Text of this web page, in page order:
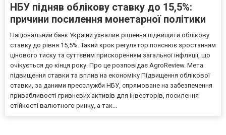
НБУ підняв облікову ставку до 15,5%:
причини посилення монетарної політики
Національний банк України ухвалив рішення підвищити облікову
ставку до рівня 15,5%. Такий крок регулятор пояснює зростанням
цінового тиску та суттєвим прискоренням загальної інфляції, що
очікується до кінця року. Про це розповідає AgroReview. Мета
підвищення ставки та вплив на економіку Підвищення облікової
ставки, за даними пресслужби НБУ, спрямоване на забезпечення
привабливості гривневих активів для інвесторів, посилення
стійкості валютного ринку, а так...